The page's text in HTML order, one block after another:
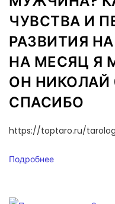
ЧУВСТВА И
РАЗВИТИЯ
НА МЕСЯЦ Я
ОН НИКОЛАЙ
СПАСИБО
https://toptaro.ru/
Подробнее